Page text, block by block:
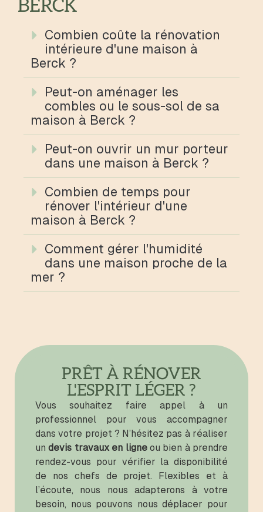
BERCK
Combien coûte la rénovation
intérieure d'une maison à
Berck ?
Peut-on aménager les
combles ou le sous-sol de sa
maison à Berck ?
Peut-on ouvrir un mur porteur
dans une maison à Berck ?
Combien de temps pour
rénover l'intérieur d'une
maison à Berck ?
Comment gérer l'humidité
dans une maison proche de la
mer ?
PRÊT À RÉNOVER
L'ESPRIT LÉGER ?
Vous souhaitez faire appel à un
professionnel pour vous accompagner
dans votre projet ? N’hésitez pas à réaliser
undevis travaux en ligneou bien à prendre
rendez-vous pour vérifier la disponibilité
de nos chefs de projet. Flexibles et à
l’écoute, nous nous adapterons à votre
besoin, nous pouvons nous déplacer pour